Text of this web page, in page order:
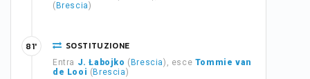
( Brescia)
SOSTITUZIONE
Entra J. Łabojko ( Brescia), esce Tommie van
de Looi ( Brescia)
81'